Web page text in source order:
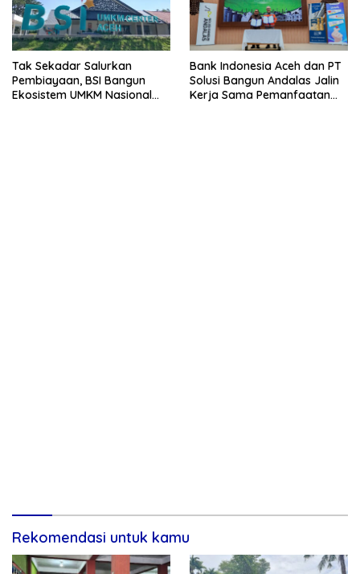
Tak Sekadar Salurkan
Pembiayaan, BSI Bangun
Ekosistem UMKM Nasional
Bank Indonesia Aceh dan PT
Solusi Bangun Andalas Jalin
Kerja Sama Pemanfaatan
Rekomendasi untuk kamu